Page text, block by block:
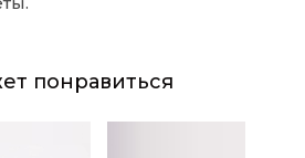
понравиться